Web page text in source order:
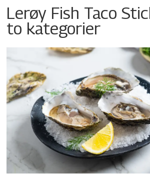
Lerøy Fish Taco
to kategorier